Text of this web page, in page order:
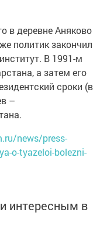
в деревне Аняково
политик закончил
В 1991-м
а затем его
сроки (в
–
news/press-
o-tyazeloi-bolezni-
интересным в